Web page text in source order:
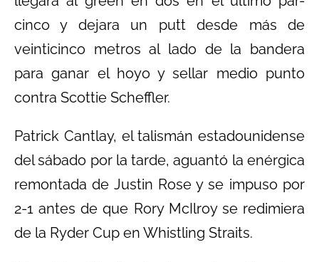
cinco y dejara un putt desde más de
veinticinco metros al lado de la bandera
para ganar el hoyo y sellar medio punto
contra Scottie Scheffler.
Patrick Cantlay, el talismán estadounidense
del sábado por la tarde, aguantó la enérgica
remontada de Justin Rose y se impuso por
2-1 antes de que Rory McIlroy se redimiera
de la Ryder Cup en Whistling Straits.